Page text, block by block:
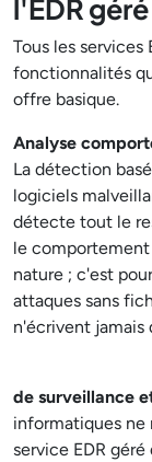
l'EDR géré
Tous les services
fonctionnalités
offre basique.
Analyse
La détection
logiciels
détecte tout le
le comportement
nature ; c'est
attaques sans
n'écrivent jamais
de surveillance
informatiques ne
service EDR